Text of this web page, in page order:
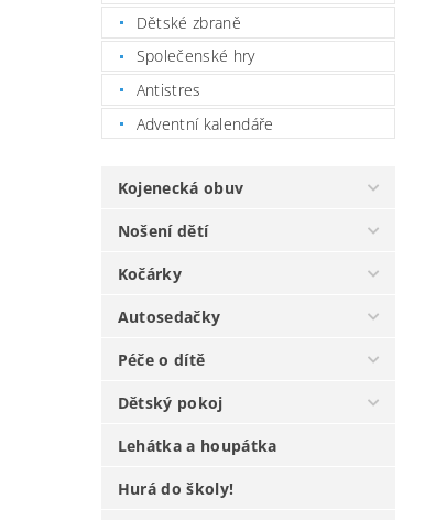
Dětské zbraně
Společenské hry
Antistres
Adventní kalendáře
Kojenecká obuv
Nošení dětí
Kočárky
Autosedačky
Péče o dítě
Dětský pokoj
Lehátka a houpátka
Hurá do školy!